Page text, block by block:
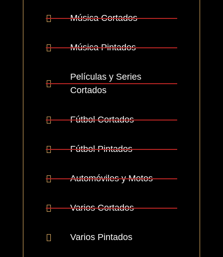
Música Cortados
Música Pintados
Películas y Series
Cortados
Fútbol Cortados
Fútbol Pintados
Automóviles y Motos
Varios Cortados
Varios Pintados